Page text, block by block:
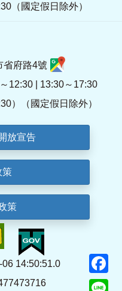
（國定假日除外）
省府路4號
12:30 | 13:30～17:30
）（國定假日除外）
放宣告
策
策
14:50:51.0